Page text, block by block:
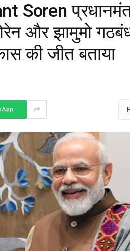
Soren
और झामुमो
की जीत बताया